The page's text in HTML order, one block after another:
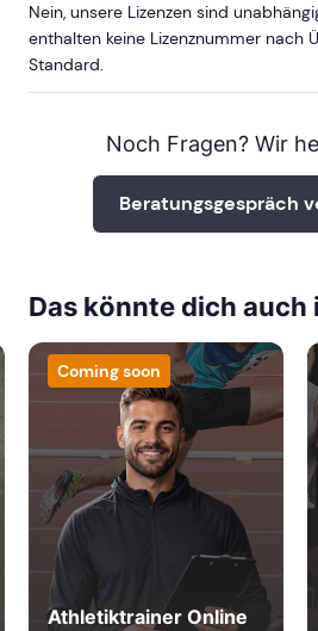
Nein, unsere Lizenzen sind
enthalten keine Lizenznummer nach
Standard.
Noch Fragen? Wir
Beratungsgespräch
Das könnte dich auch
Coming soon
Athletiktrainer Online